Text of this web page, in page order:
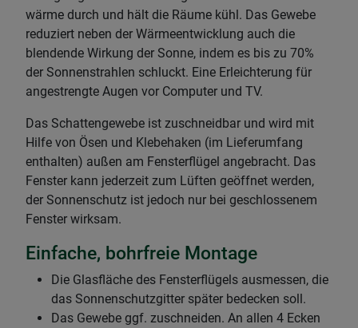
wärme durch und hält die Räume kühl. Das Gewebe
reduziert neben der Wärmeentwicklung auch die
blendende Wirkung der Sonne, indem es bis zu 70%
der Sonnenstrahlen schluckt. Eine Erleichterung für
angestrengte Augen vor Computer und TV.
Das Schattengewebe ist zuschneidbar und wird mit
Hilfe von Ösen und Klebehaken (im Lieferumfang
enthalten) außen am Fensterflügel angebracht. Das
Fenster kann jederzeit zum Lüften geöffnet werden,
der Sonnenschutz ist jedoch nur bei geschlossenem
Fenster wirksam.
Einfache, bohrfreie Montage
Die Glasfläche des Fensterflügels ausmessen, die
das Sonnenschutzgitter später bedecken soll.
Das Gewebe ggf. zuschneiden. An allen 4 Ecken